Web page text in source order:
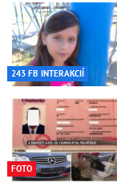
243 FB INTERAKCIÍ
FOTO